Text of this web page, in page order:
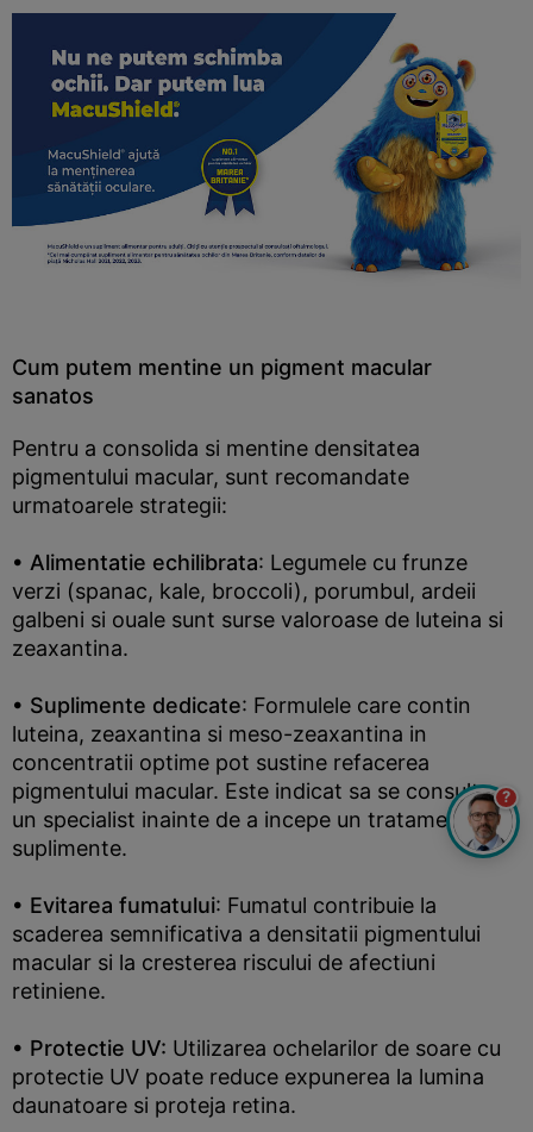
Cum putem mentine un pigment macular
sanatos
Pentru a consolida si mentine densitatea
pigmentului macular, sunt recomandate
urmatoarele strategii:
• Alimentatie echilibrata: Legumele cu frunze
verzi (spanac, kale, broccoli), porumbul, ardeii
galbeni si ouale sunt surse valoroase de luteina si
zeaxantina.
• Suplimente dedicate: Formulele care contin
luteina, zeaxantina si meso-zeaxantina in
concentratii optime pot sustine refacerea
pigmentului macular. Este indicat sa se consulte
un specialist inainte de a incepe un tratament cu
suplimente.
• Evitarea fumatului: Fumatul contribuie la
scaderea semnificativa a densitatii pigmentului
macular si la cresterea riscului de afectiuni
retiniene.
• Protectie UV: Utilizarea ochelarilor de soare cu
protectie UV poate reduce expunerea la lumina
daunatoare si proteja retina.
?